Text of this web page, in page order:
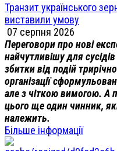
Транзит українського
виставили умову
07 серпня 2026
Переговори про нові
найчутливішу для
збитки від подій
організації
але з чіткою вимогою. А
цього ще один чинник,
належить.
Більше інформації